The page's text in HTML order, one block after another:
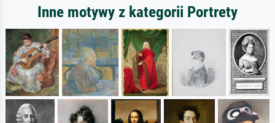
Inne motywy z kategorii Portrety